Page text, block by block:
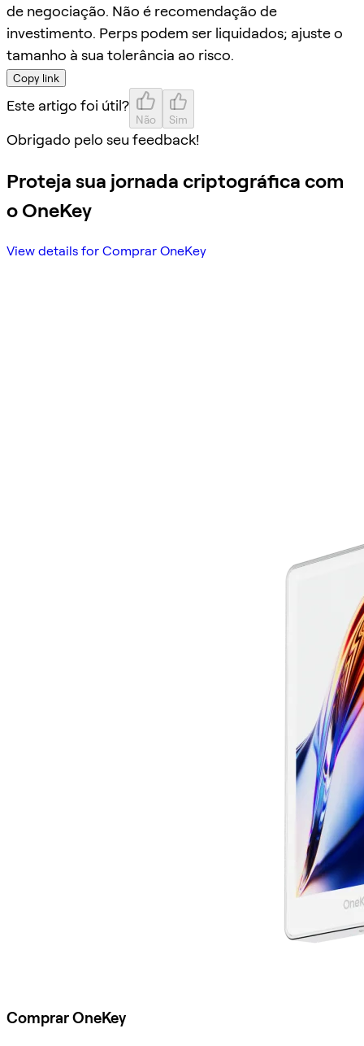
de negociação. Não é recomendação de
investimento. Perps podem ser liquidados; ajuste o
tamanho à sua tolerância ao risco.
Copy link
Este artigo foi útil?
Não Sim
Obrigado pelo seu feedback!
Proteja sua jornada criptográfica com
o OneKey
View details for Comprar OneKey
Comprar OneKey